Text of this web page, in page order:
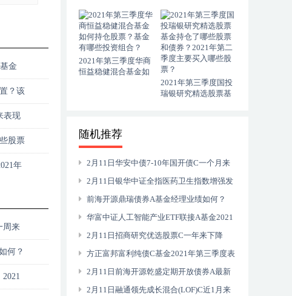
金
？该
表现
股票
年
周来
何？
基金持仓了哪些股
票？
2021年第三季度华商
恒益稳健混合基金如
2021年第三季度国投
瑞银研究精选股票基
随机推荐
2月11日华安中债7-10年国开债C一个月来
收益0.48%，该基金2021年第二季度利润如
何？
2月11日银华中证全指医药卫生指数增强发
起式基金赚钱吗？2020年基金所属公司管理
规模有哪些？
前海开源鼎瑞债券A基金经理业绩如何？
2021年第二季度主要买入哪些股票？
华富中证人工智能产业ETF联接A基金2021
年第三季度表现如何？近一年来在同类基金中
排595名（2月11日）
2月11日招商研究优选股票C一年来下降
28.34%，2021年第二季度基金有哪些财务收
入？
方正富邦富利纯债C基金2021年第三季度表
现如何？近三月来在同类基金中排295名（2
月11日）
2月11日前海开源乾盛定期开放债券A最新
净值是多少？基金前端申购费是多少？
2月11日融通领先成长混合(LOF)C近1月来